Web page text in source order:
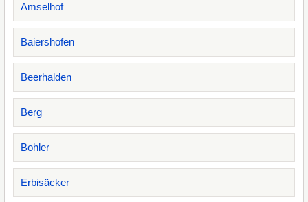
Amselhof
Baiershofen
Beerhalden
Berg
Bohler
Erbisäcker